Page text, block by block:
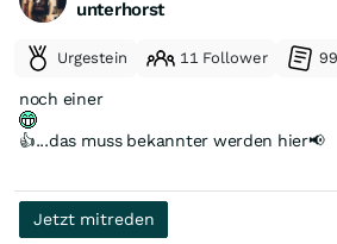
unterhorst
Urgestein 11 Follower
noch einer
👍...das muss bekannter werden hier📢
Jetzt mitreden